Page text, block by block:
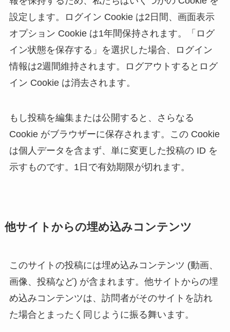
設定します。ログイン Cookie は2日間、画面表示
オプション Cookie は1年間保持されます。「ログ
イン状態を保存する」を選択した場合、ログイン
情報は2週間維持されます。ログアウトするとログ
イン Cookie は消去されます。
もし投稿を編集または公開すると、さらなる
Cookie がブラウザーに保存されます。この Cookie
は個人データを含まず、単に変更した投稿の ID を
示すものです。1日で有効期限が切れます。
他サイトからの埋め込みコンテンツ
このサイトの投稿には埋め込みコンテンツ (動画、
画像、投稿など) が含まれます。他サイトからの埋
め込みコンテンツは、訪問者がそのサイトを訪れ
た場合とまったく同じように振る舞います。